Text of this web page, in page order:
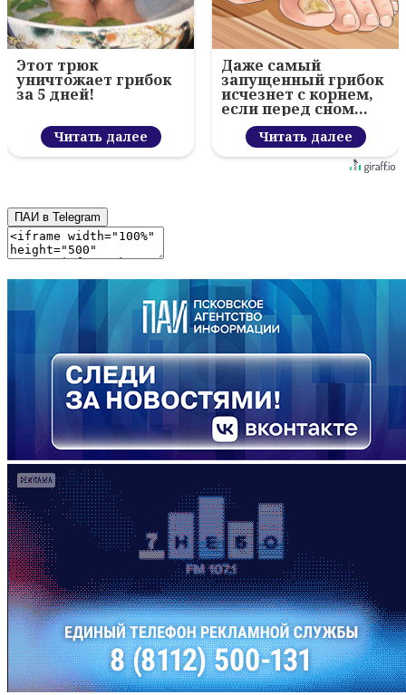
Этот трюк
уничтожает грибок
за 5 дней!
Читать далее
Даже самый
запущенный грибок
исчезнет с корнем,
если перед сном…
Читать далее
ПАИ в Telegram